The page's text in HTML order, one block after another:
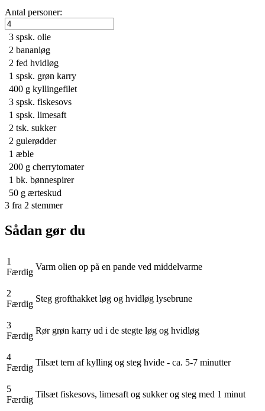
Antal personer:
3 spsk. olie
2 bananløg
2 fed hvidløg
1 spsk. grøn karry
400 g kyllingefilet
3 spsk. fiskesovs
1 spsk. limesaft
2 tsk. sukker
2 gulerødder
1 æble
200 g cherrytomater
1 bk. bønnespirer
50 g ærteskud
3 fra 2 stemmer
Sådan gør du
1
Færdig
Varm olien op på en pande ved middelvarme
2
Færdig
Steg grofthakket løg og hvidløg lysebrune
3
Færdig
Rør grøn karry ud i de stegte løg og hvidløg
4
Færdig
Tilsæt tern af kylling og steg hvide - ca. 5-7 minutter
5
Færdig
Tilsæt fiskesovs, limesaft og sukker og steg med 1 minut